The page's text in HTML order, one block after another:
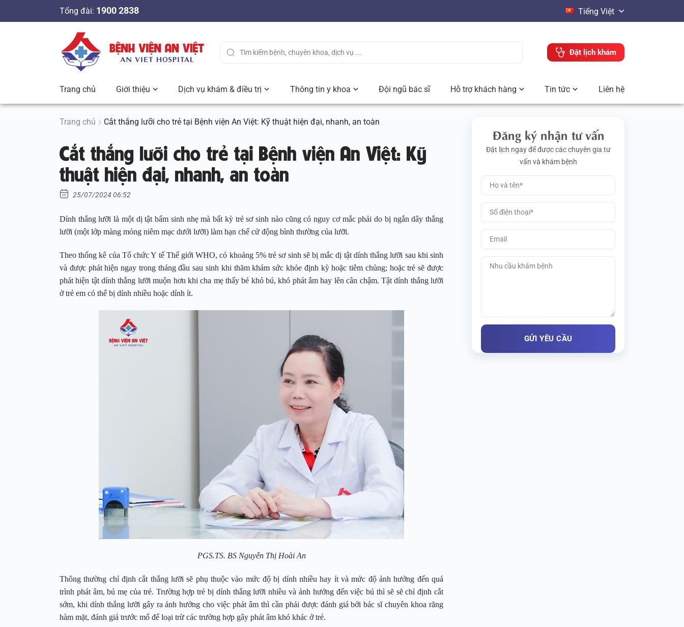
n
Tổng đài: 1900 2838 Tiếng Việt
Đặt lịch khám
Trang chủ Giới thiệu Dịch vụ khám & điều trị Thông tin y khoa Đội ngũ bác sĩ Hỗ trợ khách hàng Tin tức Liên hệ
Trang chủ Cắt thắng lưỡi cho trẻ tại Bệnh viện An Việt: Kỹ thuật hiện đại, nhanh, an toàn
Cắt thắng lưỡi cho trẻ tại Bệnh viện An Việt: Kỹ
thuật hiện đại, nhanh, an toàn
25/07/2024 06:52
Dính thắng lưỡi là một dị tật bẩm sinh nhẹ mà bất kỳ trẻ sơ sinh nào cũng có nguy cơ mắc phải do bị ngắn dây thắng
lưỡi (một lớp màng mỏng niêm mạc dưới lưỡi) làm hạn chế cử động bình thường của lưỡi.
Theo thống kê của Tổ chức Y tế Thế giới WHO, có khoảng 5% trẻ sơ sinh sẽ bị mắc dị tật dính thắng lưỡi sau khi sinh
và được phát hiện ngay trong tháng đầu sau sinh khi thăm khám sức khỏe định kỳ hoặc tiêm chủng; hoặc trẻ sẽ được
phát hiện tật dính thắng lưỡi muộn hơn khi cha mẹ thấy bé khó bú, khó phát âm hay lên cân chậm. Tật dính thắng lưỡi
ở trẻ em có thể bị dính nhiều hoặc dính ít.
PGS.TS. BS Nguyễn Thị Hoài An
Thông thường chỉ định cắt thắng lưỡi sẽ phụ thuộc vào mức độ bị dính nhiều hay ít và mức độ ảnh hưởng đến quá
trình phát âm, bú mẹ của trẻ. Trường hợp trẻ bị dính thắng lưỡi nhiều và ảnh hưởng đến việc bú thì sẽ sẽ chỉ định cắt
sớm, khi dính thắng lưỡi gây ra ảnh hưởng cho việc phát âm thì cần phải được đánh giá bởi bác sĩ chuyên khoa răng
hàm mặt, đánh giá trước mổ để loại trừ các trường hợp gây phát âm khó khác ở trẻ.
Đăng ký nhận tư vấn
Đặt lịch ngay để được các chuyên gia tư
vấn và khám bệnh